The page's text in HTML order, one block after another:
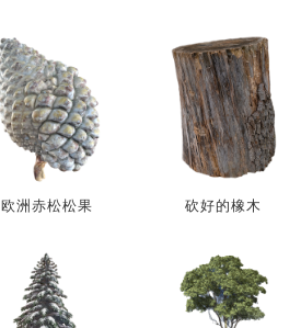
欧洲赤松松果 砍好的橡木